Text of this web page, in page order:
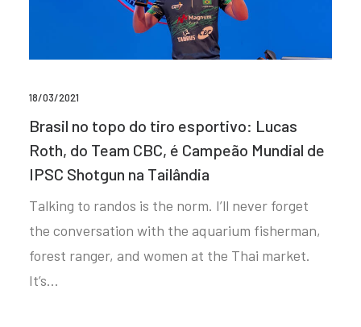
18/03/2021
Brasil no topo do tiro esportivo: Lucas
Roth, do Team CBC, é Campeão Mundial de
IPSC Shotgun na Tailândia
Talking to randos is the norm. I’ll never forget
the conversation with the aquarium fisherman,
forest ranger, and women at the Thai market.
It’s…